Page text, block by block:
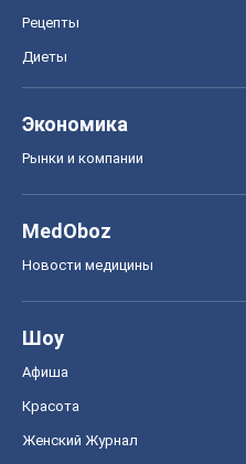
Рецепты
Диеты
Экономика
Рынки и компании
MedOboz
Новости медицины
Шоу
Афиша
Красота
Женский Журнал